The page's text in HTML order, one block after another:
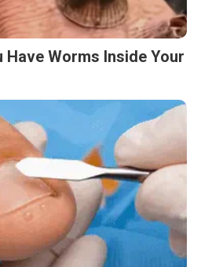
Have Worms Inside Your